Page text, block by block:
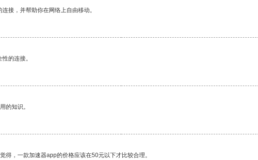
接，并帮助你在网络上自由移动。
的连接。
的知识。
，一款加速器app的价格应该在50元以下才比较合理。